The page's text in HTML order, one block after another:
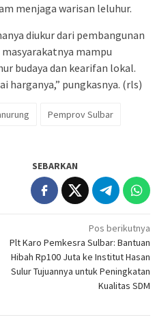
menjaga warisan leluhur.
diukur dari pembangunan
mampu
budaya dan kearifan lokal.
harganya,” pungkasnya. (rls)
Pemprov Sulbar
SEBARKAN
Pos berikutnya
Plt Karo Pemkesra Sulbar: Bantuan
Hibah Rp100 Juta ke Institut Hasan
Sulur Tujuannya untuk Peningkatan
Kualitas SDM